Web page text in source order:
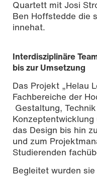
Quartett mit Josi
Ben Hoffstedde die
innehat.
Interdisziplinäre
bis zur Umsetzung
Das Projekt „Helau
Fachbereiche der
Gestaltung,
das Design bis hin
und zum
Studierenden
Begleitet wurden